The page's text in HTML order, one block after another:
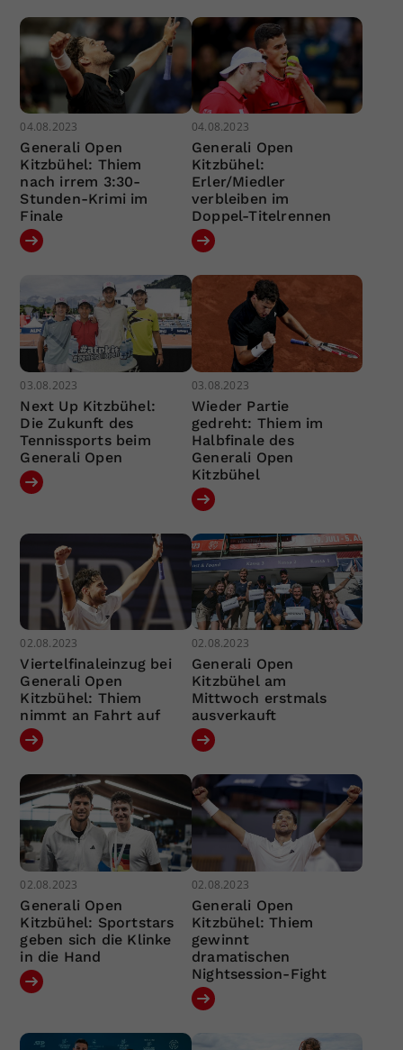
04.08.2023
Generali Open
Kitzbühel: Thiem
nach irrem 3:30-
Stunden-Krimi im
Finale
04.08.2023
Generali Open
Kitzbühel:
Erler/Miedler
verbleiben im
Doppel-Titelrennen
03.08.2023
Next Up Kitzbühel:
Die Zukunft des
Tennissports beim
Generali Open
03.08.2023
Wieder Partie
gedreht: Thiem im
Halbfinale des
Generali Open
Kitzbühel
02.08.2023
Viertelfinaleinzug bei
Generali Open
Kitzbühel: Thiem
nimmt an Fahrt auf
02.08.2023
Generali Open
Kitzbühel am
Mittwoch erstmals
ausverkauft
02.08.2023
Generali Open
Kitzbühel: Sportstars
geben sich die Klinke
in die Hand
02.08.2023
Generali Open
Kitzbühel: Thiem
gewinnt
dramatischen
Nightsession-Fight